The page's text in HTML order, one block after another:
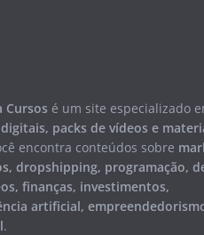
Cursos é um site especializado
packs de vídeos e
encontra conteúdos sobre
dropshipping, programação,
finanças, investimentos,
artificial,
.